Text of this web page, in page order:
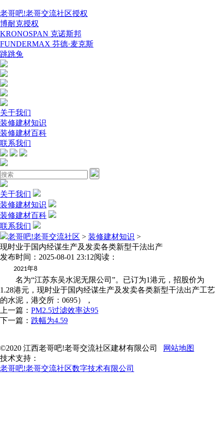
老哥吧!老哥交流社区授权
博耐克授权
KRONOSPAN 克诺斯邦
FUNDERMAX 芬德·麦克斯
跳跳兔
关于我们
装修建材知识
装修建材百科
联系我们
关于我们
装修建材知识
装修建材百科
联系我们
老哥吧!老哥交流社区 > 装修建材知识 >
现时业于国内经谋生产及发卖各类新型干法出产
发布时间：2025-08-01 23:12阅读：
2021年8
名为“江苏东吴水泥无限公司”。已订为1港元，招股价为
1.28港元，现时业于国内经谋生产及发卖各类新型干法出产工艺
的水泥，港交所：0695），
上一篇： PM2.5过滤效率达95
下一篇： 跌幅为4.59
©2020 江西老哥吧!老哥交流社区建材有限公司
网站地图
技术支持：
老哥吧!老哥交流社区数字技术有限公司